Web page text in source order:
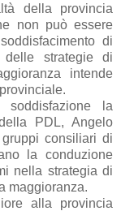
della provincia
non può essere
di
delle strategie di
intende
la
PDL, Angelo
consiliari di
la conduzione
nella strategia di
maggioranza.
alla provincia